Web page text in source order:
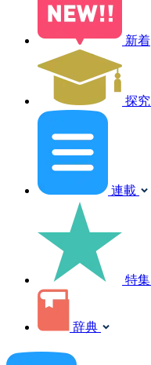
新着
探究
連載
特集
辞典